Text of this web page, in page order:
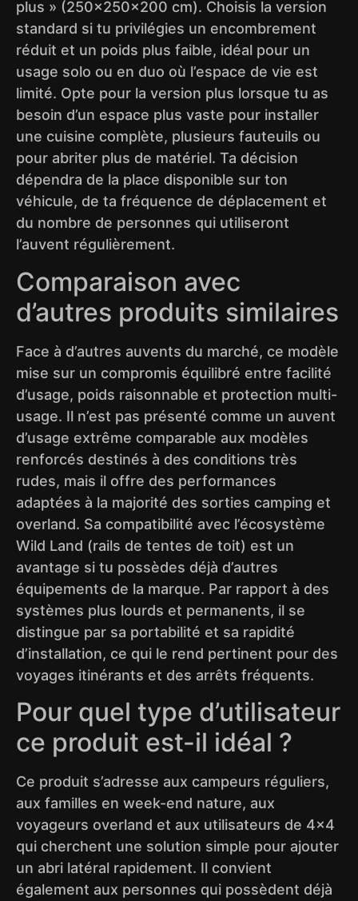
plus » (250x250x200 cm). Choisis la version
standard si tu privilégies un encombrement
réduit et un poids plus faible, idéal pour un
usage solo ou en duo où l’espace de vie est
limité. Opte pour la version plus lorsque tu as
besoin d’un espace plus vaste pour installer
une cuisine complète, plusieurs fauteuils ou
pour abriter plus de matériel. Ta décision
dépendra de la place disponible sur ton
véhicule, de ta fréquence de déplacement et
du nombre de personnes qui utiliseront
l’auvent régulièrement.
Comparaison avec
d’autres produits similaires
Face à d’autres auvents du marché, ce modèle
mise sur un compromis équilibré entre facilité
d’usage, poids raisonnable et protection multi-
usage. Il n’est pas présenté comme un auvent
d’usage extrême comparable aux modèles
renforcés destinés à des conditions très
rudes, mais il offre des performances
adaptées à la majorité des sorties camping et
overland. Sa compatibilité avec l’écosystème
Wild Land (rails de tentes de toit) est un
avantage si tu possèdes déjà d’autres
équipements de la marque. Par rapport à des
systèmes plus lourds et permanents, il se
distingue par sa portabilité et sa rapidité
d’installation, ce qui le rend pertinent pour des
voyages itinérants et des arrêts fréquents.
Pour quel type d’utilisateur
ce produit est-il idéal ?
Ce produit s’adresse aux campeurs réguliers,
aux familles en week-end nature, aux
voyageurs overland et aux utilisateurs de 4×4
qui cherchent une solution simple pour ajouter
un abri latéral rapidement. Il convient
également aux personnes qui possèdent déjà